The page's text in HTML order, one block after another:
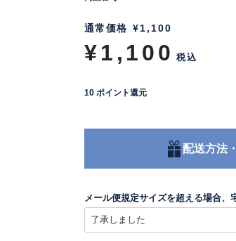
通常価格 ¥1,100
¥1,100 税込
10 ポイント還元
配送方法
メール便規定サイズを超える場合、